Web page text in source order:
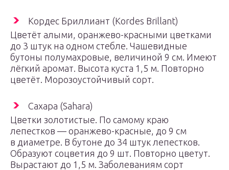
Кордес Бриллиант (Kordes Brillant)
Цветёт алыми, оранжево-красными цветками
до 3 штук на одном стебле. Чашевидные
бутоны полумахровые, величиной 9 см. Имеют
лёгкий аромат. Высота куста 1,5 м. Повторно
цветёт. Морозоустойчивый сорт.
Сахара (Sahara)
Цветки золотистые. По самому краю
лепестков — оранжево-красные, до 9 см
в диаметре. В бутоне до 34 штук лепестков.
Образуют соцветия до 9 шт. Повторно цветут.
Вырастают до 1,5 м. Заболеваниям сорт